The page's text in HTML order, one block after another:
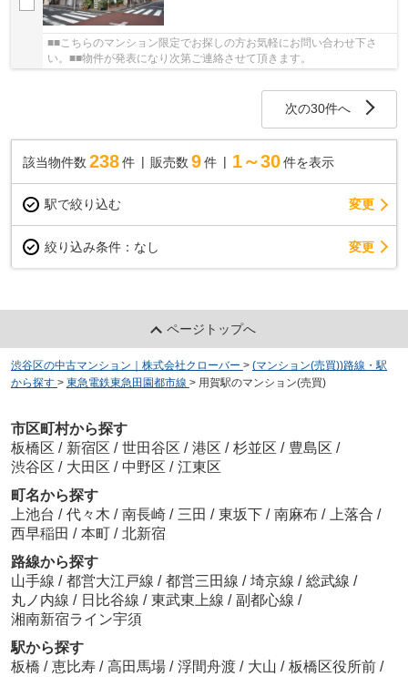
■■こちらのマンション限定でお探しの方お気軽にお問い合わせ下さ
い。■■物件が発表になり次第ご連絡させて頂きます。
次の30件へ
該当物件数 238件 販売数 9 件 1～30 件を表示
駅で絞り込む 変更
絞り込み条件： なし 変更
ページトップへ
渋谷区の中古マンション｜株式会社クローバー > (マンション(売買))路線・駅
から探す > 東急電鉄東急田園都市線 > 用賀駅のマンション(売買)
市区町村から探す
板橋区 / 新宿区 / 世田谷区 / 港区 / 杉並区 / 豊島区 /
渋谷区 / 大田区 / 中野区 / 江東区
町名から探す
上池台 / 代々木 / 南長崎 / 三田 / 東坂下 / 南麻布 / 上落合 /
西早稲田 / 本町 / 北新宿
路線から探す
山手線 / 都営大江戸線 / 都営三田線 / 埼京線 / 総武線 /
丸ノ内線 / 日比谷線 / 東武東上線 / 副都心線 /
湘南新宿ライン宇須
駅から探す
板橋 / 恵比寿 / 高田馬場 / 浮間舟渡 / 大山 / 板橋区役所前 /